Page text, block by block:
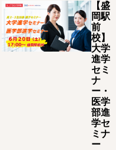
【盛
岡駅
前
校】
大学
進学
セミ
ナ
ー・
医学
部進
学セ
ミナ
ー